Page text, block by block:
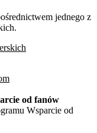
jednego z
od fanów
Wsparcie od